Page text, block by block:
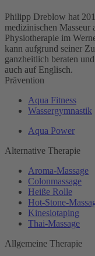
Philipp Dreblow hat
medizinischen Masseur
Physiotherapie im
kann aufgrund seiner
ganzheitlich beraten
auch auf Englisch.
Prävention
Aqua Fitness
Wassergymnastik
Aqua Power
Alternative Therapie
Aroma-Massage
Colonmassage
Heiße Rolle
Hot-Stone-
Kinesiotaping
Thai-Massage
Allgemeine Therapie